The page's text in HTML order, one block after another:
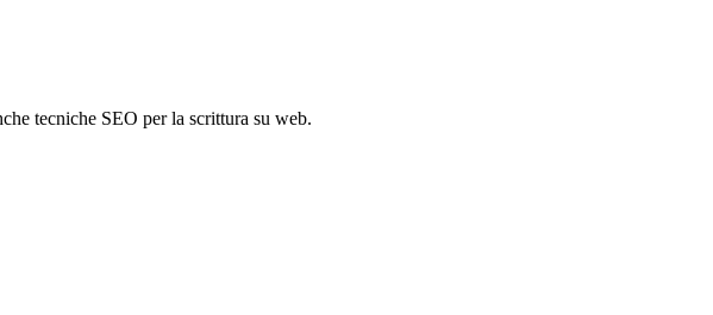
tecniche SEO per la scrittura su web.